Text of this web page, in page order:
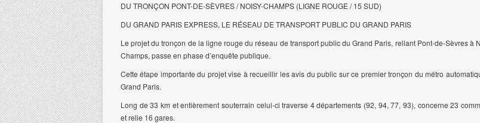
DU TRONÇON PONT-DE-SÈVRES / NOISY-CHAMPS (LIGNE ROUGE / 15 SUD)
DU GRAND PARIS EXPRESS, LE RÉSEAU DE TRANSPORT PUBLIC DU GRAND PARIS
Le projet du tronçon de la ligne rouge du réseau de transport public du Grand Paris, reliant Pont-de-Sèvres à
Champs, passe en phase d’enquête publique.
Cette étape importante du projet vise à recueillir les avis du public sur ce premier tronçon du métro
Grand Paris.
Long de 33 km et entièrement souterrain celui-ci traverse 4 départements (92, 94, 77, 93), concerne 23
et relie 16 gares.